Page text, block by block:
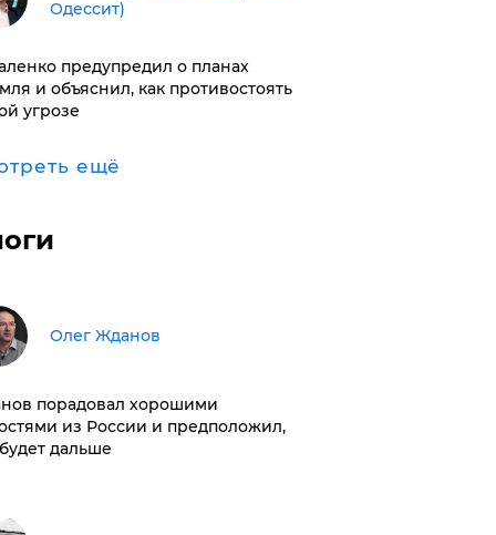
Одессит)
предупредил о планах
и объяснил, как противостоять
угрозе
ещё
Олег Жданов
порадовал хорошими
из России и предположил,
дальше